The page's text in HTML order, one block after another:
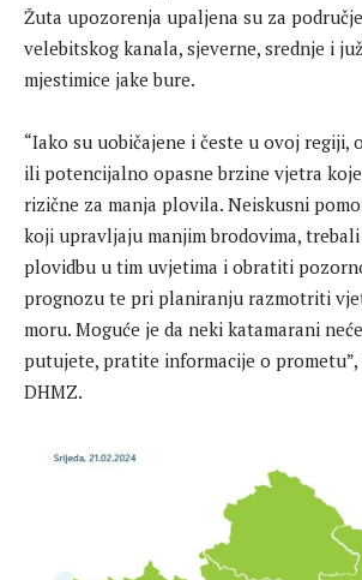
Žuta upozorenja upaljena su za
velebitskog kanala, sjeverne, srednje i
mjestimice jake bure.
“Iako su uobičajene i česte u ovoj regiji,
ili potencijalno opasne brzine vjetra
rizične za manja plovila. Neiskusni
koji upravljaju manjim brodovima,
plovidbu u tim uvjetima i obratiti
prognozu te pri planiranju razmotriti
moru. Moguće je da neki katamarani
putujete, pratite informacije o
DHMZ.